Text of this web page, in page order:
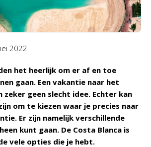
2022
het heerlijk om er af en toe
gaan. Een vakantie naar het
zeker geen slecht idee. Echter kan
om te kiezen waar je precies naar
Er zijn namelijk verschillende
kunt gaan. De Costa Blanca is
vele opties die je hebt.